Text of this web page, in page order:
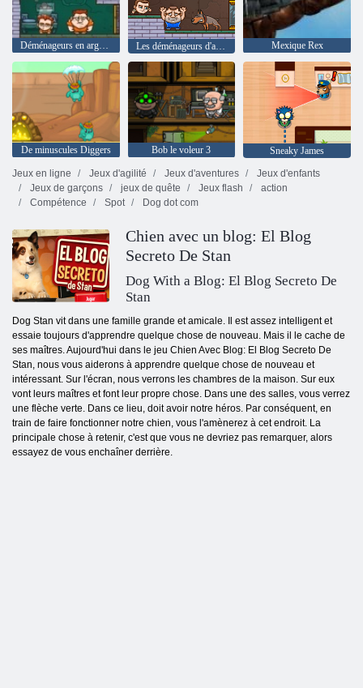
Déménageurs en argent 2 Les déménageurs d'argent 3 Mexique Rex
De minuscules Diggers Bob le voleur 3
Sneaky James
Jeux en ligne
Jeux d'agilité Jeux d'aventures
Jeux d'enfants
Jeux de garçons
jeux de quête Jeux flash
action
Compétence
Spot Dog dot com
Chien avec un blog: El Blog
Secreto De Stan
Dog With a Blog: El Blog Secreto De
Stan
Dog Stan vit dans une famille grande et amicale. Il est assez intelligent et
essaie toujours d'apprendre quelque chose de nouveau. Mais il le cache de
ses maîtres. Aujourd'hui dans le jeu Chien Avec Blog: El Blog Secreto De
Stan, nous vous aiderons à apprendre quelque chose de nouveau et
intéressant. Sur l'écran, nous verrons les chambres de la maison. Sur eux
vont leurs maîtres et font leur propre chose. Dans une des salles, vous verrez
une flèche verte. Dans ce lieu, doit avoir notre héros. Par conséquent, en
train de faire fonctionner notre chien, vous l'amènerez à cet endroit. La
principale chose à retenir, c'est que vous ne devriez pas remarquer, alors
essayez de vous enchaîner derrière.